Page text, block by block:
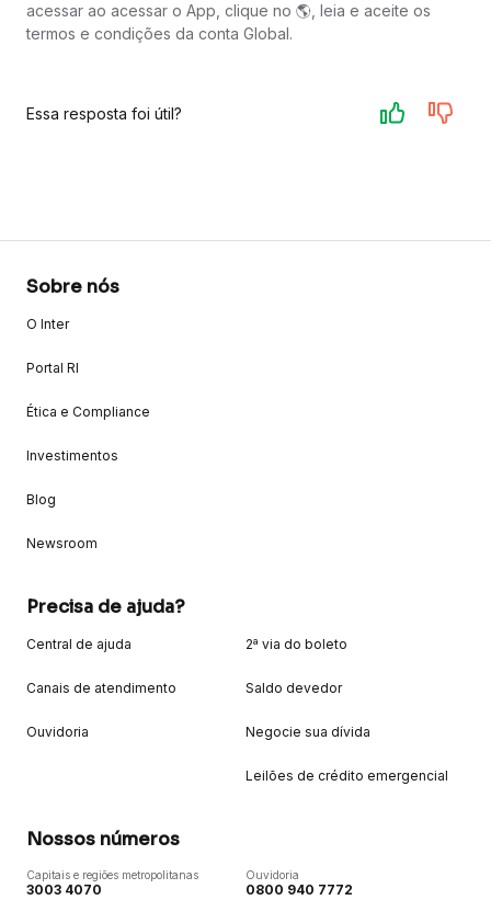
acessar ao acessar o App, clique no 🌎, leia e aceite os
termos e condições da conta Global.
Essa resposta foi útil?
Sobre nós
O Inter
Portal RI
Ética e Compliance
Investimentos
Blog
Newsroom
Precisa de ajuda?
Central de ajuda
Canais de atendimento
Ouvidoria
2ª via do boleto
Saldo devedor
Negocie sua dívida
Leilões de crédito emergencial
Nossos números
Capitais e regiões metropolitanas
3003 4070
Ouvidoria
0800 940 7772